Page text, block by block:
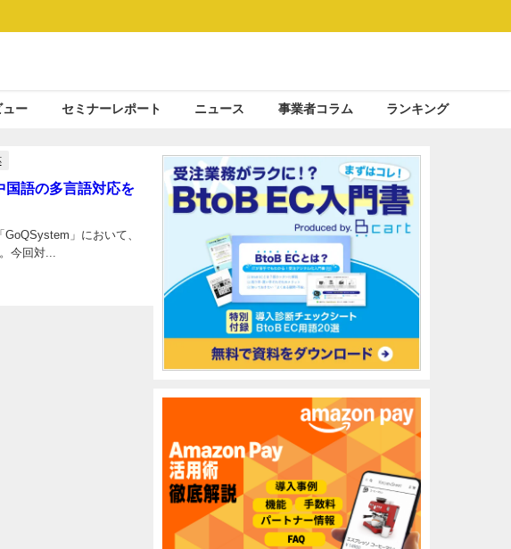
ュー セミナーレポート ニュース 事業者コラム ランキング
語の多言語対応を
」において、
今回対...